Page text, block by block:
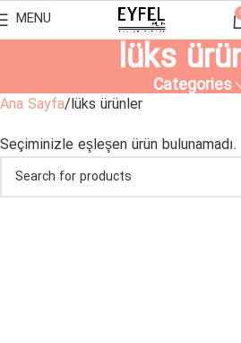
MENU
lüks
Categories
Ana Sayfa lüks ürünler
Seçiminizle eşleşen ürün bulunamadı.